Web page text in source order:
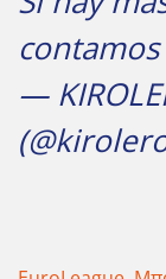
contamos
—